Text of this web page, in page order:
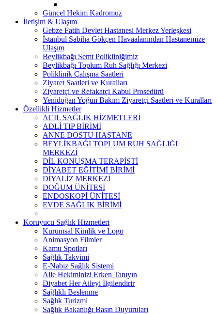
Güncel Hekim Kadromuz
İletişim & Ulaşım
Gebze Fatih Devlet Hastanesi Merkez Yerleşkesi
İstanbul Sabiha Gökçen Havaalanından Hastanemize
Ulaşım
Beylikbağı Semt Polikliniğimiz
Beylikbağı Toplum Ruh Sağlığı Merkezi
Poliklinik Çalışma Saatleri
Ziyaret Saatleri ve Kuralları
Ziyaretçi ve Refakatçi Kabul Prosedürü
Yenidoğan Yoğun Bakım Ziyaretçi Saatleri ve Kuralları
Özellikli Hizmetler
ACİL SAĞLIK HİZMETLERİ
ADLİ TIP BİRİMİ
ANNE DOSTU HASTANE
BEYLİKBAĞI TOPLUM RUH SAĞLIĞI
MERKEZİ
DİL KONUŞMA TERAPİSTİ
DİYABET EĞİTİMİ BİRİMİ
DİYALİZ MERKEZİ
DOĞUM ÜNİTESİ
ENDOSKOPİ ÜNİTESİ
EVDE SAĞLIK BİRİMİ
Koruyucu Sağlık Hizmetleri
Kurumsal Kimlik ve Logo
Animasyon Filmler
Kamu Spotları
Sağlık Takvimi
E-Nabız Sağlık Sistemi
Aile Hekiminizi Erken Tanıyın
Diyabet Her Aileyi İlgilendirir
Sağlıklı Beslenme
Sağlık Turizmi
Sağlık Bakanlığı Basın Duyuruları